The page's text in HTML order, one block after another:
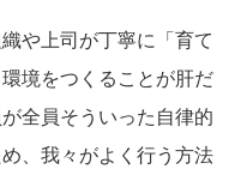
や上司が丁寧に「育て
境をつくることが肝だ
全員そういった自律的
、我々がよく行う方法